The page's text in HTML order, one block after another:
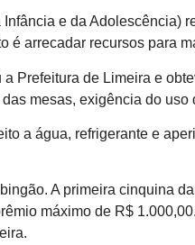
e da
é arrecadar recursos para
Prefeitura de Limeira e
mesas, exigência do
a água, refrigerante e
A primeira cinquina
máximo de R$